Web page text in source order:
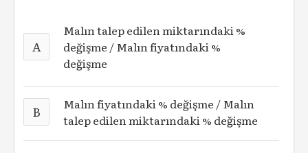
A
Malın talep edilen miktarındaki %
değişme / Malın fiyatındaki %
değişme
B
Malın fiyatındaki % değişme / Malın
talep edilen miktarındaki % değişme